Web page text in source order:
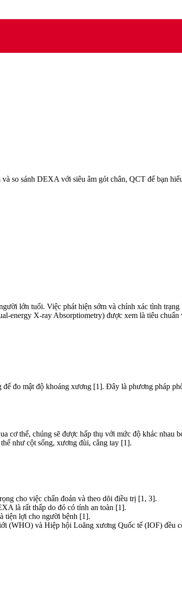
so sánh DEXA với siêu âm gót chân, QCT để bạn
lớn tuổi. Việc phát hiện sớm và chính xác tình
energy X-ray Absorptiometry) được xem là tiêu
đo mật độ khoáng xương [1]. Đây là phương pháp
thể, chúng sẽ được hấp thụ với mức độ khác nhau
như cột sống, xương đùi, cẳng tay [1].
cho việc chẩn đoán và theo dõi điều trị [1, 3].
là rất thấp do đó có tính an toàn [1].
tiện lợi cho người bệnh [1].
(WHO) và Hiệp hội Loãng xương Quốc tế (IOF) đều